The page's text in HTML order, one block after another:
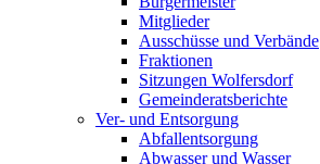
Mitglieder
Ausschüsse und Verbände
Fraktionen
Sitzungen Wolfersdorf
Gemeinderatsberichte
Ver- und Entsorgung
Abfallentsorgung
Abwasser und Wasser